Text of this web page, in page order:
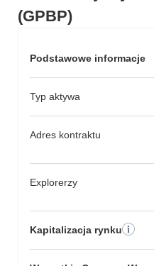
(GPBP)
Podstawowe informacje
Typ aktywa
Adres kontraktu
Explorerzy
Kapitalizacja rynku